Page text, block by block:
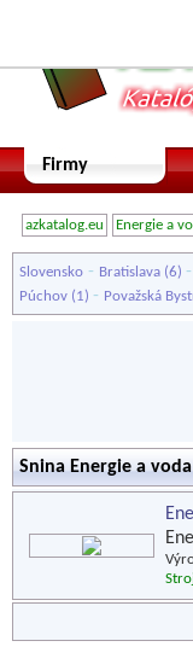
Firmy
azkatalog.eu Energie a
Slovensko - Bratislava (6) -
Púchov (1) - Považská
Snina Energie a voda